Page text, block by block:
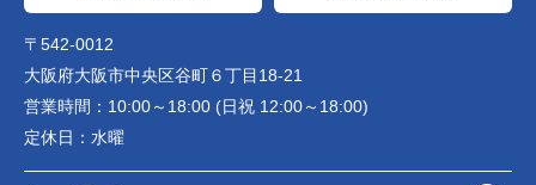
〒542-0012
大阪府大阪市中央区谷町６丁目18-21
営業時間： 10:00～18:00 (日祝 12:00～18:00)
定休日： 水曜